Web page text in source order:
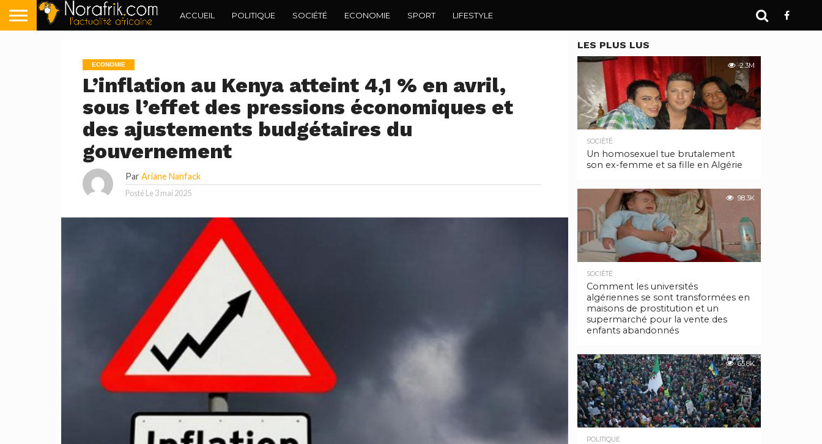
ACCUEIL POLITIQUE SOCIÉTÉ ECONOMIE SPORT LIFESTYLE
ECONOMIE
L’inflation au Kenya atteint 4,1 % en avril,
sous l’effet des pressions économiques et
des ajustements budgétaires du
gouvernement
Par Ariane Nanfack
Posté Le 3 mai 2025
LES PLUS LUS
2.3M
SOCIÉTÉ
Un homosexuel tue brutalement
son ex-femme et sa fille en Algérie
98.3K
SOCIÉTÉ
Comment les universités
algériennes se sont transformées en
maisons de prostitution et un
supermarché pour la vente des
enfants abandonnés
65.8K
POLITIQUE